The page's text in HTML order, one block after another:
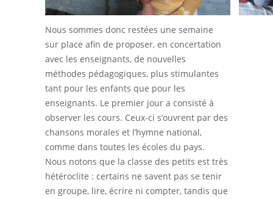
Nous sommes donc restées une semaine
sur place afin de proposer, en concertation
avec les enseignants, de nouvelles
méthodes pédagogiques, plus stimulantes
tant pour les enfants que pour les
enseignants. Le premier jour a consisté à
observer les cours. Ceux-ci s’ouvrent par des
chansons morales et l’hymne national,
comme dans toutes les écoles du pays.
Nous notons que la classe des petits est très
hétéroclite : certains ne savent pas se tenir
en groupe, lire, écrire ni compter, tandis que